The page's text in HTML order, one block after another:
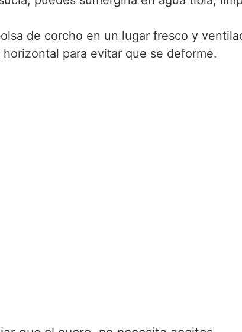
de corcho en un lugar fresco y
para evitar que se deforme.